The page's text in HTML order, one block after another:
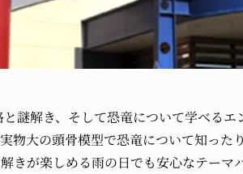
謎解き、そして恐竜について学べるエ
物大の頭骨模型で恐竜について知っ
解きが楽しめる雨の日でも安心なテーマ